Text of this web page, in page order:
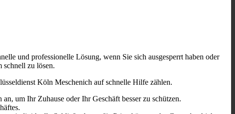
und professionelle Lösung, wenn Sie sich ausgesperrt haben oder
schnell zu lösen.
Köln Meschenich auf schnelle Hilfe zählen.
um Ihr Zuhause oder Ihr Geschäft besser zu schützen.